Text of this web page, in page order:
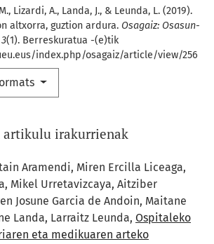
Lizardi, A., Landa, J., & Leunda, L. (2019).
altxorra, guztion ardura. Osagaiz: Osasun-
3(1). Berreskuratua -(e)tik
index.php/osagaiz/article/view/256
artikulu irakurrienak
Aramendi, Miren Ercilla Liceaga,
Mikel Urretavizcaya, Aitziber
Josune Garcia de Andoin, Maitane
Landa, Larraitz Leunda, Ospitaleko
eta medikuaren arteko